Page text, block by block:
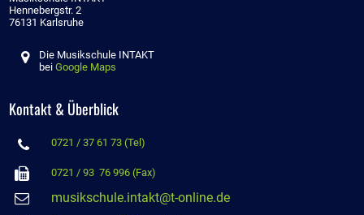
Hennebergstr. 2
76131 Karlsruhe

Die Musikschule INTAKT
beiGoogle Maps
Kontakt & Überblick
 0721 / 37 61 73 (Tel)
 0721 / 93 76 996 (Fax)
 musikschule.intakt@t-online.de